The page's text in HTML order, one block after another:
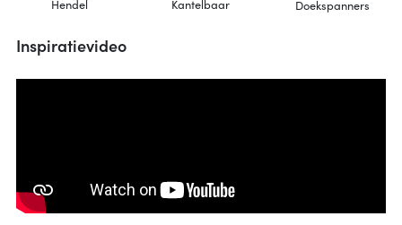
Hendel Kantelbaar Doekspanners
Inspiratievideo